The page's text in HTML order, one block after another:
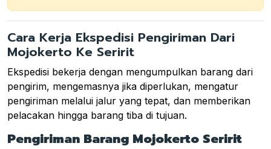
Cara Kerja Ekspedisi Pengiriman Dari
Mojokerto Ke Seririt
Ekspedisi bekerja dengan mengumpulkan barang dari
pengirim, mengemasnya jika diperlukan, mengatur
pengiriman melalui jalur yang tepat, dan memberikan
pelacakan hingga barang tiba di tujuan.
Pengiriman Barang Mojokerto Seririt